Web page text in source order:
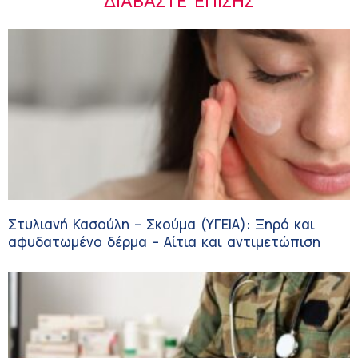
Στυλιανή Κασούλη – Σκούμα (ΥΓΕΙΑ): Ξηρό και
αφυδατωμένο δέρμα – Αίτια και αντιμετώπιση